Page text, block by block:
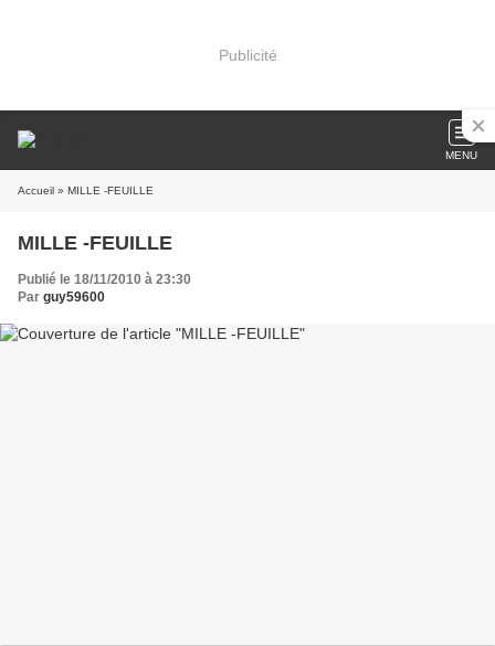
Publicité
MENU
Accueil » MILLE -FEUILLE
MILLE -FEUILLE
Publié le 18/11/2010 à 23:30
Par guy59600